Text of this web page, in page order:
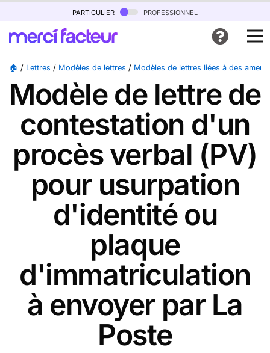
particulier professionnel
🏠 / Lettres / Modèles de lettres / Modèles de lettres liées à des
Modèle de lettre de
contestation d'un
procès verbal (PV)
pour usurpation
d'identité ou
plaque
d'immatriculation
à envoyer par La
Poste